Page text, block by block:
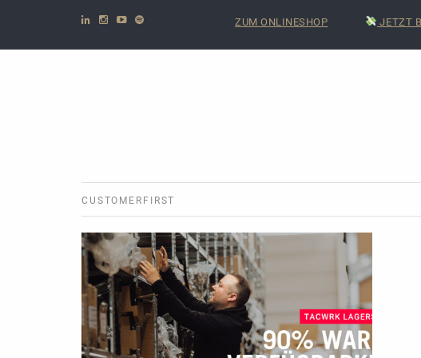
ZUM ONLINESHOP JETZT
CUSTOMERFIRST